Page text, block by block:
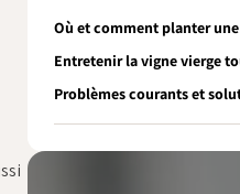
Où et comment planter
Entretenir la vigne vierge
Problèmes courants et